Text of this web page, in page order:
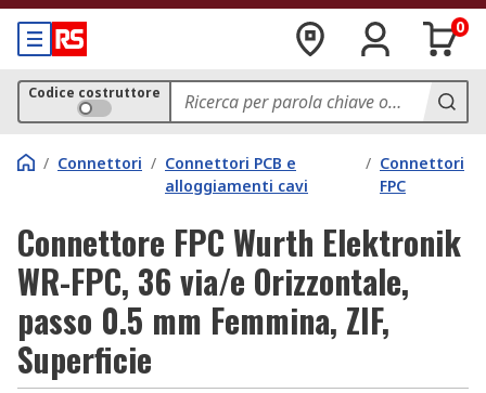
0
Codice costruttore
/ Connettori / Connettori PCB e
alloggiamenti cavi
/ Connettori
FPC
Connettore FPC Wurth Elektronik
WR-FPC, 36 via/e Orizzontale,
passo 0.5 mm Femmina, ZIF,
Superficie